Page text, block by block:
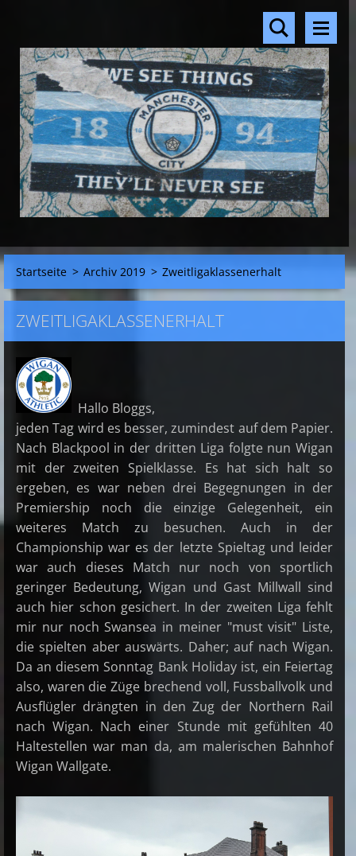
Startseite > Archiv 2019 > Zweitligaklassenerhalt
ZWEITLIGAKLASSENERHALT
Hallo Bloggs,
jeden Tag wird es besser, zumindest auf dem Papier.
Nach Blackpool in der dritten Liga folgte nun Wigan
mit der zweiten Spielklasse. Es hat sich halt so
ergeben, es war neben drei Begegnungen in der
Premiership noch die einzige Gelegenheit, ein
weiteres Match zu besuchen. Auch in der
Championship war es der letzte Spieltag und leider
war auch dieses Match nur noch von sportlich
geringer Bedeutung, Wigan und Gast Millwall sind
auch hier schon gesichert. In der zweiten Liga fehlt
mir nur noch Swansea in meiner "must visit" Liste,
die spielten aber auswärts. Daher; auf nach Wigan.
Da an diesem Sonntag Bank Holiday ist, ein Feiertag
also, waren die Züge brechend voll, Fussballvolk und
Ausflügler drängten in den Zug der Northern Rail
nach Wigan. Nach einer Stunde mit gefühlten 40
Haltestellen war man da, am malerischen Bahnhof
Wigan Wallgate.